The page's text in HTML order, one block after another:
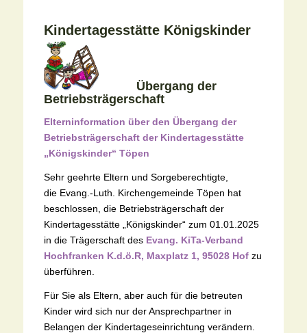
Kindertagesstätte Königskinder
Übergang der
Betriebsträgerschaft
Elterninformation über den Übergang der
Betriebsträgerschaft der Kindertagesstätte
„Königskinder“ Töpen
Sehr geehrte Eltern und Sorgeberechtigte,
die Evang.-Luth. Kirchengemeinde Töpen hat
beschlossen, die Betriebsträgerschaft der
Kindertagesstätte „Königskinder“ zum 01.01.2025
in die Trägerschaft des Evang. KiTa-Verband
Hochfranken K.d.ö.R, Maxplatz 1, 95028 Hofzu
überführen.
Für Sie als Eltern, aber auch für die betreuten
Kinder wird sich nur der Ansprechpartner in
Belangen der Kindertageseinrichtung verändern.